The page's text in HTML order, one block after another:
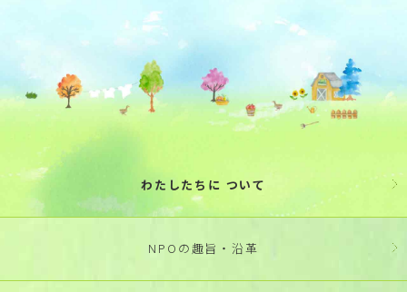
わたしたちに ついて
NPOの趣旨・沿革